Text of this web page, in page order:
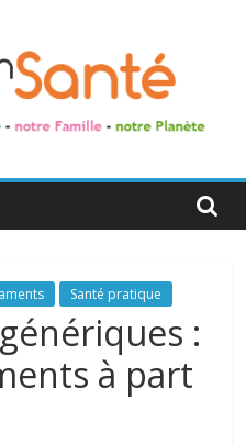
Santé pratique
:
à part